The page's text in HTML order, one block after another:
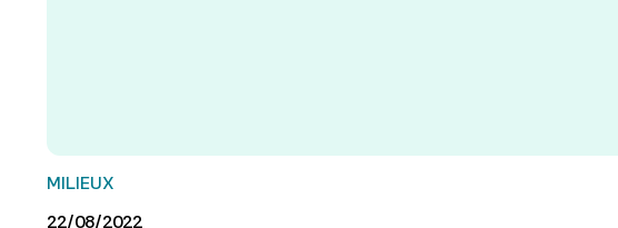
MILIEUX
22/08/2022